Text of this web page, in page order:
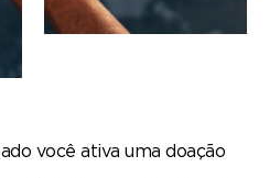
você ativa uma doação